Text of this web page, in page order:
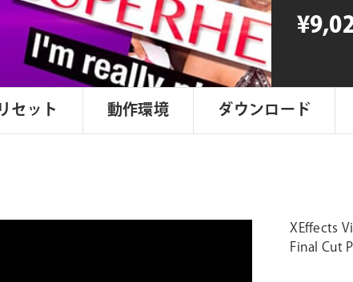
セット 動作環境 ダウンロード
XEffects
Final Cut